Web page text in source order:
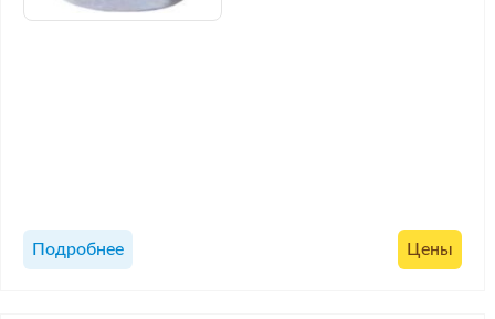
Подробнее Цены